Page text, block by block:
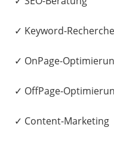
✓ Keyword-Recherche
✓ OnPage-
✓ OffPage-
✓ Content-Marketing